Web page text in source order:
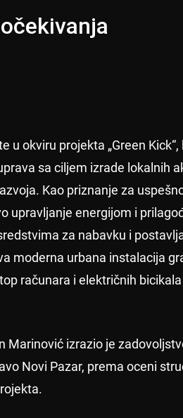
u okviru projekta „Green Kick“,
sa ciljem izrade lokalnih
Kao priznanje za
upravljanje energijom i
za nabavku i
moderna urbana instalacija
računara i električnih
Marinović izrazio je
Novi Pazar, prema oceni